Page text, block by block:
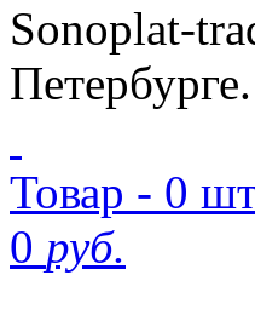
Sonoplat-
Товар - 0
0 руб.